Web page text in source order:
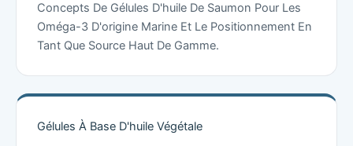
Concepts De Gélules D'huile De Saumon Pour Les
Oméga-3 D'origine Marine Et Le Positionnement En
Tant Que Source Haut De Gamme.
Gélules À Base D'huile Végétale